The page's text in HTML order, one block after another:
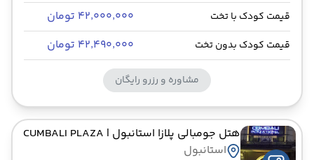
قیمت کودک با تخت ۴۲٬۰۰۰٬۰۰۰ تومان
قیمت کودک بدون تخت ۴۲٬۴۹۰٬۰۰۰ تومان
مشاوره و رزرو رایگان
هتل جومبالی پلازا استانبول | CUMBALI PLAZA
استانبول